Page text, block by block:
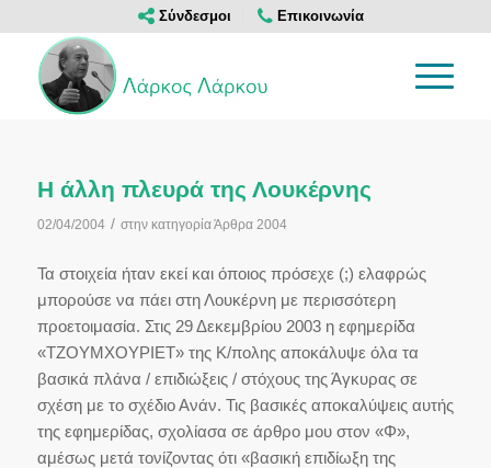
Σύνδεσμοι Επικοινωνία
Η άλλη πλευρά της Λουκέρνης
02/04/2004 / στην κατηγορίαΆρθρα 2004
Τα στοιχεία ήταν εκεί και όποιος πρόσεχε (;) ελαφρώς
μπορούσε να πάει στη Λουκέρνη με περισσότερη
προετοιμασία. Στις 29 Δεκεμβρίου 2003 η εφημερίδα
«ΤΖΟΥΜΧΟΥΡΙΕΤ» της Κ/πολης αποκάλυψε όλα τα
βασικά πλάνα / επιδιώξεις / στόχους της Άγκυρας σε
σχέση με το σχέδιο Ανάν. Τις βασικές αποκαλύψεις αυτής
της εφημερίδας, σχολίασα σε άρθρο μου στον «Φ»,
αμέσως μετά τονίζοντας ότι «βασική επιδίωξη της